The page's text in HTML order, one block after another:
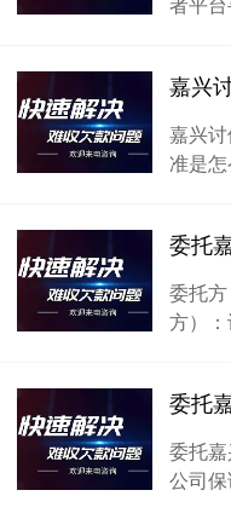
者平
嘉兴
准是
委托
委托
方）
委托
委托
公司